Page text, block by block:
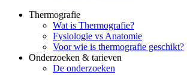
Thermografie
Wat is Thermografie?
Fysiologie vs Anatomie
Voor wie is thermografie geschikt?
Onderzoeken & tarieven
De onderzoeken